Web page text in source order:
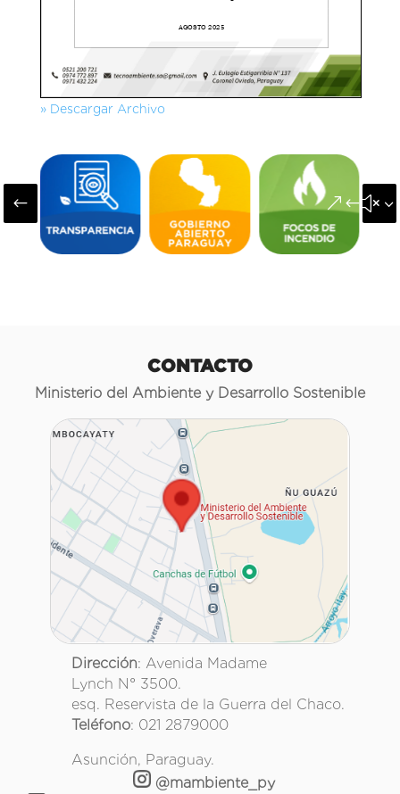
» Descargar Archivo
#
CONTACTO
Ministerio del Ambiente y Desarrollo Sostenible
Dirección: Avenida Madame
Lynch N° 3500.
esq. Reservista de la Guerra del Chaco.
Teléfono: 021 2879000
Asunción, Paraguay.
@mambiente_py